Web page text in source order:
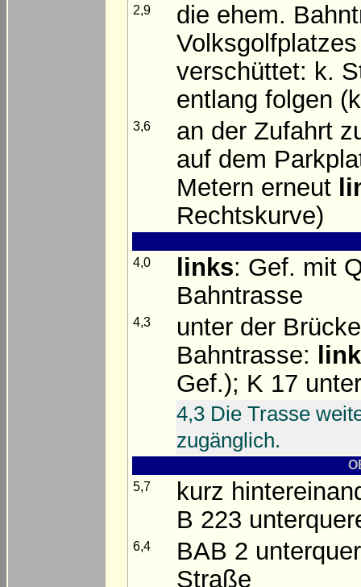
2,9
die ehem.
verschüttet: k.
entlang folgen
3,6
an der Zufahrt
auf dem
Metern erneut
Rechtskurve)
4,0 links: Gef. mit
Bahntrasse
4,3
unter der
Bahntrasse:
Gef.); K 17
4,3 Die Trasse
zugänglich.
5,7
kurz
B 223
6,4
BAB 2
Straße